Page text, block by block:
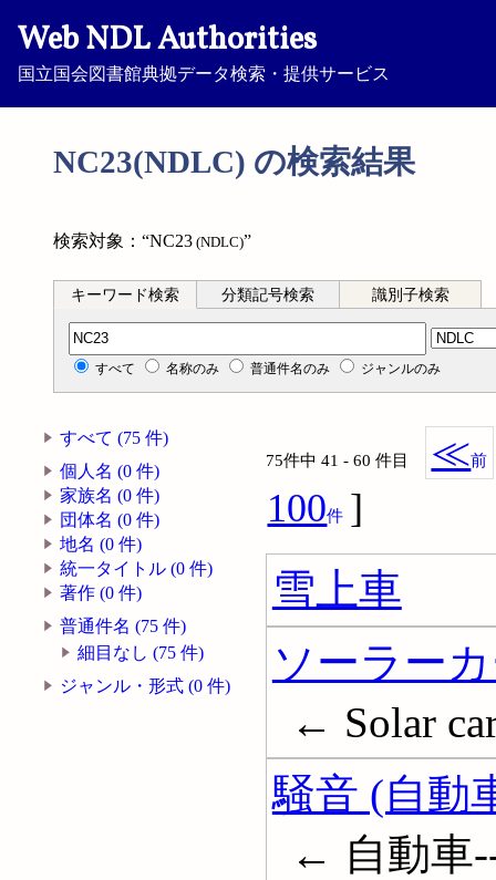
Web NDL Authorities
国立国会図書館典拠データ検索・提供サービス
NC23(NDLC) の検索結果
検索対象：“NC23 (NDLC)”
キーワード検索 分類記号検索 識別子検索
分類記号検索
すべて 名称のみ 普通件名のみ ジャンルのみ
すべて (75 件)
個人名 (0 件)
家族名 (0 件)
団体名 (0 件)
地名 (0 件)
統一タイトル (0 件)
著作 (0 件)
普通件名 (75 件)
細目なし (75 件)
ジャンル・形式 (0 件)
75件中 41 - 60 件目 ≪前
100件 ]
雪上車
ソーラー
← Solar
騒音 (自動
← 自動車